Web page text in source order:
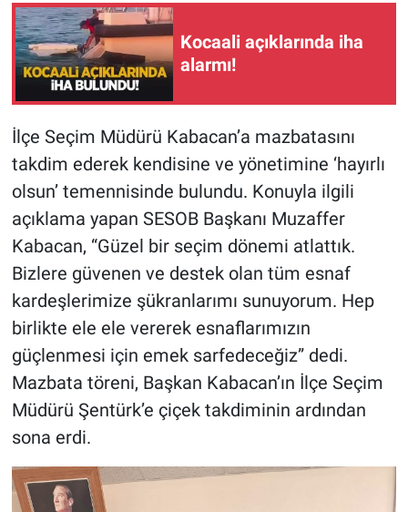
Kocaali açıklarında iha
alarmı!
İlçe Seçim Müdürü Kabacan’a mazbatasını
takdim ederek kendisine ve yönetimine ‘hayırlı
olsun’ temennisinde bulundu. Konuyla ilgili
açıklama yapan SESOB Başkanı Muzaffer
Kabacan, “Güzel bir seçim dönemi atlattık.
Bizlere güvenen ve destek olan tüm esnaf
kardeşlerimize şükranlarımı sunuyorum. Hep
birlikte ele ele vererek esnaflarımızın
güçlenmesi için emek sarfedeceğiz” dedi.
Mazbata töreni, Başkan Kabacan’ın İlçe Seçim
Müdürü Şentürk’e çiçek takdiminin ardından
sona erdi.